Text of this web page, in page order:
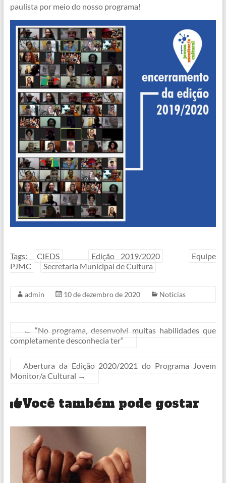
paulista por meio do nosso programa!
Tags: CIEDS Edição 2019/2020
Equipe
PJMC
Secretaria Municipal de Cultura
admin 10 de dezembro de 2020 Notícias
← “No programa, desenvolvi muitas habilidades que
completamente desconhecia ter”
Abertura da Edição 2020/2021 do Programa Jovem
Monitor/a Cultural →
Você também pode gostar